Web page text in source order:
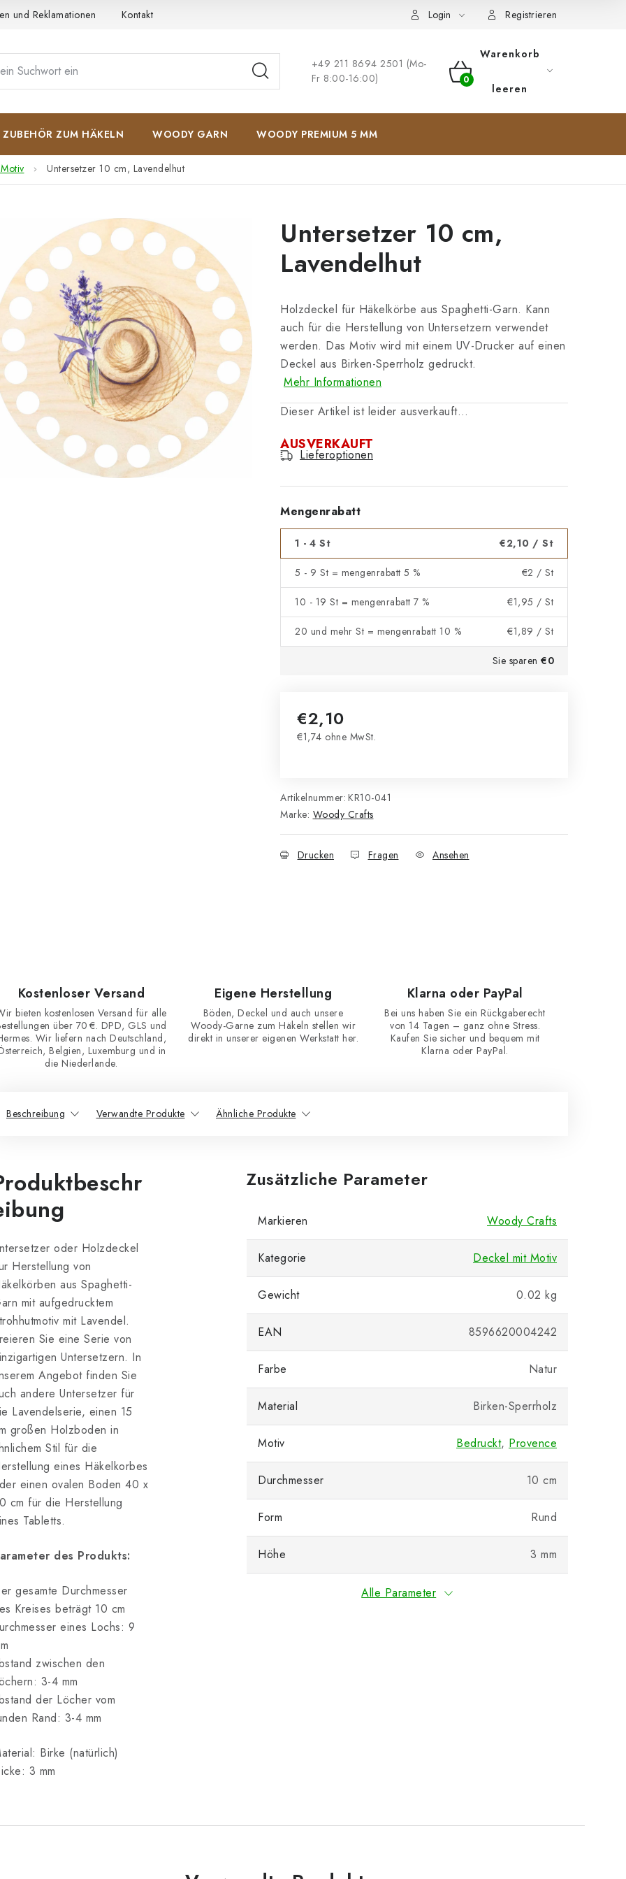
und Reklamationen Kontakt Login Registrieren
+49 211 8694 2501 (Mo-
Fr 8:00-16:00)
WARENKORB
Warenkorb
leeren
ZUBEHÖR ZUM HÄKELN WOODY GARN WOODY PREMIUM 5 MM
Untersetzer 10 cm, Lavendelhut
Untersetzer 10 cm,
Lavendelhut
Holzdeckel für Häkelkörbe aus Spaghetti-Garn. Kann
auch für die Herstellung von Untersetzern verwendet
werden. Das Motiv wird mit einem UV-Drucker auf einen
Deckel aus Birken-Sperrholz gedruckt.
Mehr Informationen
Dieser Artikel ist leider ausverkauft…
AUSVERKAUFT
Lieferoptionen
Mengenrabatt
1 - 4 St €2,10 / St
5 - 9 St = mengenrabatt 5 % €2 / St
10 - 19 St = mengenrabatt 7 % €1,95 / St
20 und mehr St = mengenrabatt 10 % €1,89 / St
Sie sparen €0
€2,10
€1,74 ohne MwSt.
Artikelnummer: KR10-041
Marke: Woody Crafts
Drucken Fragen Ansehen
Kostenloser Versand
bieten kostenlosen Versand für alle
über 70 €. DPD, GLS und
Wir liefern nach Deutschland,
Belgien, Luxemburg und in
die Niederlande.
Eigene Herstellung
Böden, Deckel und auch unsere
Woody-Garne zum Häkeln stellen wir
direkt in unserer eigenen Werkstatt her.
Klarna oder PayPal
Bei uns haben Sie ein Rückgaberecht
von 14 Tagen – ganz ohne Stress.
Kaufen Sie sicher und bequem mit
Klarna oder PayPal.
Beschreibung Verwandte Produkte Ähnliche Produkte
oder Holzdeckel
Herstellung von
aus Spaghetti-
mit aufgedrucktem
mit Lavendel.
Sie eine Serie von
Untersetzern. In
Angebot finden Sie
andere Untersetzer für
Lavendelserie, einen 15
großen Holzboden in
Stil für die
eines Häkelkorbes
einen ovalen Boden 40 x
cm für die Herstellung
Tabletts.
des Produkts:
gesamte Durchmesser
Kreises beträgt 10 cm
eines Lochs: 9
zwischen den
3-4 mm
der Löcher vom
Rand: 3-4 mm
Birke (natürlich)
3 mm
Zusätzliche Parameter
Markieren Woody Crafts
Kategorie Deckel mit Motiv
Gewicht 0.02 kg
EAN 8596620004242
Farbe Natur
Material Birken-Sperrholz
Motiv Bedruckt, Provence
Durchmesser 10 cm
Form Rund
Höhe 3 mm
Alle Parameter